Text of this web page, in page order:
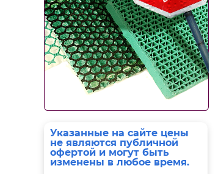
Указанные на сайте цены
не являются публичной
офертой и могут быть
изменены в любое время.